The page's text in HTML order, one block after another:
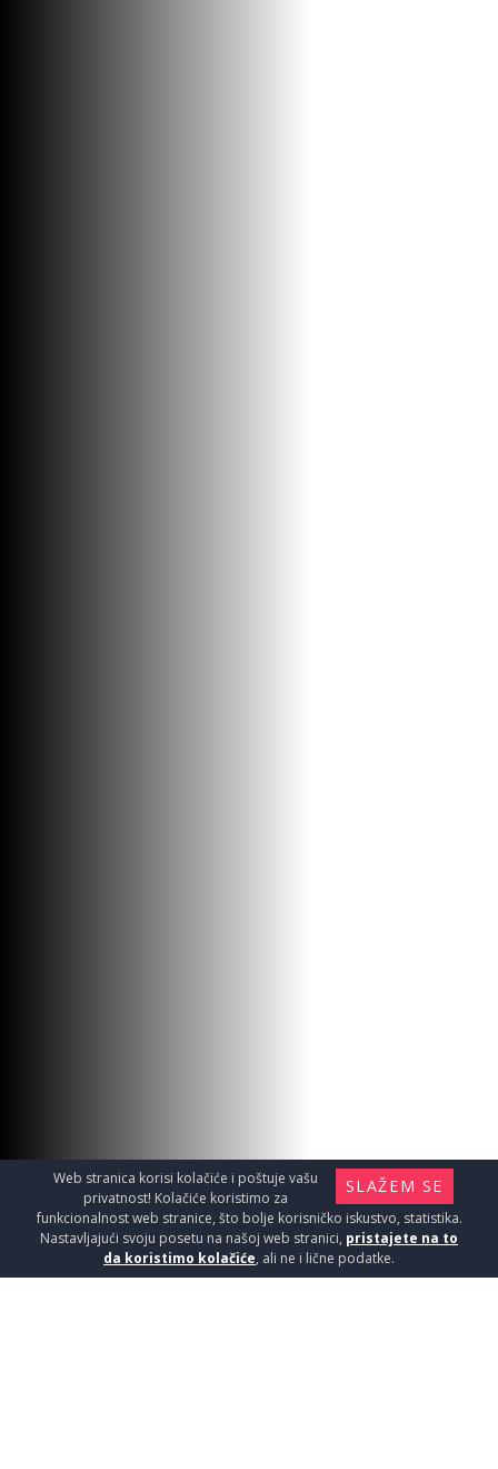
SLAŽEM SE
Web stranica korisi kolačiće i poštuje vašu
privatnost! Kolačiće koristimo za
funkcionalnost web stranice, što bolje korisničko iskustvo, statistika.
Nastavljajući svoju posetu na našoj web stranici, pristajete na to
da koristimo kolačiće, ali ne i lične podatke.